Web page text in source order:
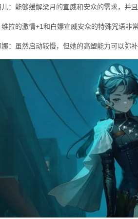
：能够缓解梁月的宣威和安众的需求，并
拉的激情+1和白嫖宣威安众的特殊咒语非
：虽然启动较慢，但她的高塑能力可以弥补